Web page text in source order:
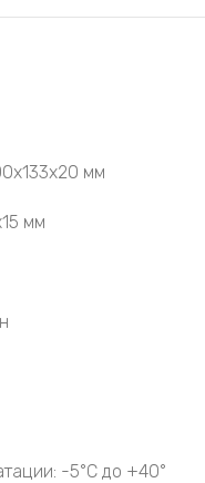
мм
мм
-5°C до +40°